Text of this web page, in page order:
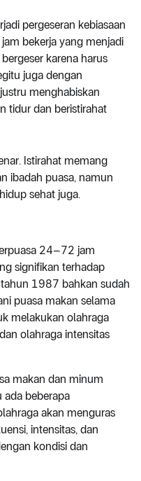
pergeseran kebiasaan
bekerja yang menjadi
karena harus
juga dengan
menghabiskan
tidur dan beristirahat
Istirahat memang
ibadah puasa, namun
sehat juga.
24–72 jam
signifikan terhadap
1987 bahkan sudah
puasa makan selama
melakukan olahraga
olahraga intensitas
makan dan minum
beberapa
akan menguras
intensitas, dan
kondisi dan